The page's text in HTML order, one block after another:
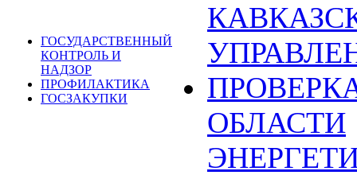
ГОСУДАРСТВЕННЫЙ
КОНТРОЛЬ И
НАДЗОР
ПРОФИЛАКТИКА
ГОСЗАКУПКИ
ОБЛАСТИ